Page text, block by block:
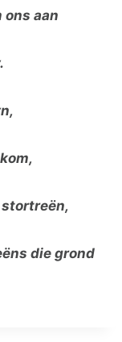
ons aan
stortreën,
die grond